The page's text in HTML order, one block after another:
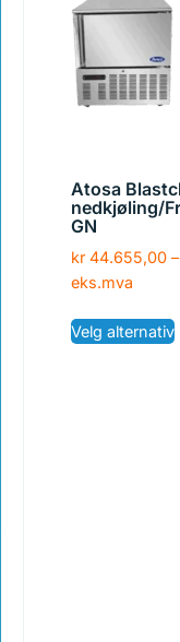
Atosa
nedkjøling/
GN
kr 44.655,00 –
eks.mva
Velg alternativ